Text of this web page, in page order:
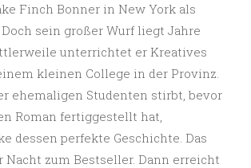
Finch Bonner in New York als
sein großer Wurf liegt Jahre
unterrichtet er Kreatives
kleinen College in der Provinz.
ehemaligen Studenten stirbt, bevor
Roman fertiggestellt hat,
dessen perfekte Geschichte. Das
Nacht zum Bestseller. Dann erreicht